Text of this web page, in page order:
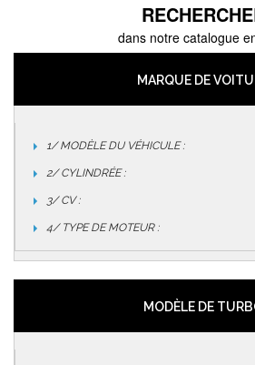
dans notre catalogue
MARQUE DE
1/ MODÈLE DU VÉHICULE :
2/ CYLINDRÉE :
3/ CV :
4/ TYPE DE MOTEUR :
MODÈLE DE